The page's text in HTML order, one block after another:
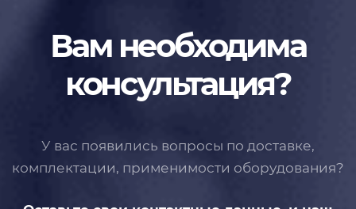
Вам необходима
консультация?
У вас появились вопросы по доставке,
комплектации, применимости оборудования?